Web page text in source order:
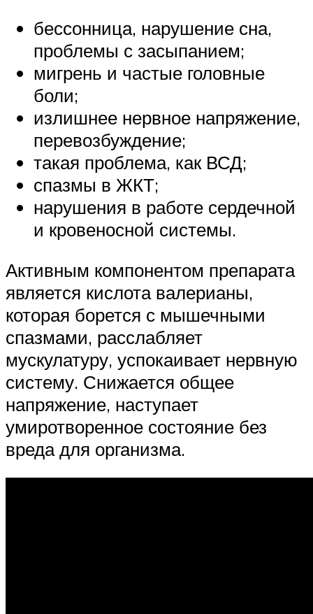
бессонница, нарушение сна,
проблемы с засыпанием;
мигрень и частые головные
боли;
излишнее нервное напряжение,
перевозбуждение;
такая проблема, как ВСД;
спазмы в ЖКТ;
нарушения в работе сердечной
и кровеносной системы.
Активным компонентом препарата
является кислота валерианы,
которая борется с мышечными
спазмами, расслабляет
мускулатуру, успокаивает нервную
систему. Снижается общее
напряжение, наступает
умиротворенное состояние без
вреда для организма.